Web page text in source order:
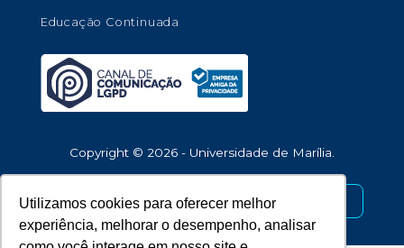
Utilizamos cookies para oferecer melhor
experiência, melhorar o desempenho, analisar
Educação Continuada
Copyright © 2026 - Universidade de Marília.
Desenvolvido por